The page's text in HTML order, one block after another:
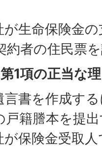
が生命保険金
約者の住民票
1項の正当な
言書を作成す
戸籍謄本を提
が保険金受取